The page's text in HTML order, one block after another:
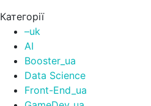
Категорії
–uk
AI
Booster_ua
Data Science
Front-End_ua